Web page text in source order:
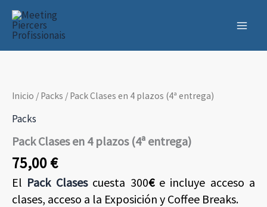
contenido
Inicio / Packs / Pack Clases en 4 plazos (4ª entrega)
Packs
Pack Clases en 4 plazos (4ª entrega)
75,00€
El Pack Clases cuesta 300€ e incluye acceso a
clases, acceso a la Exposición y Coffee Breaks.